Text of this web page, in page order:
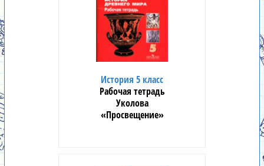
История 5 класс
Рабочая тетрадь
Уколова
«Просвещение»